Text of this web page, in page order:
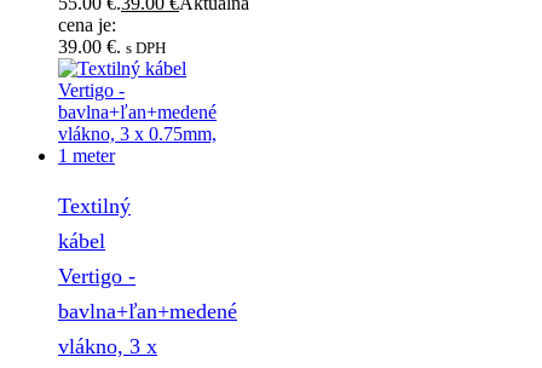
cena je:
39.00 €. s DPH
Textilný
kábel
Vertigo -
bavlna+ľan+medené
vlákno, 3 x